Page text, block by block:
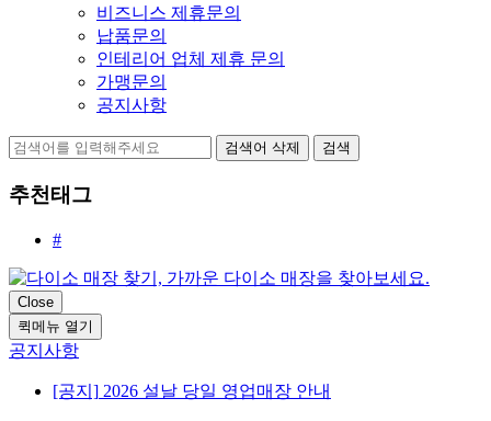
비즈니스 제휴문의
납품문의
인테리어 업체 제휴 문의
가맹문의
공지사항
검색어 삭제 검색
추천태그
#
Close
퀵메뉴 열기
공지사항
[공지] 2026 설날 당일 영업매장 안내